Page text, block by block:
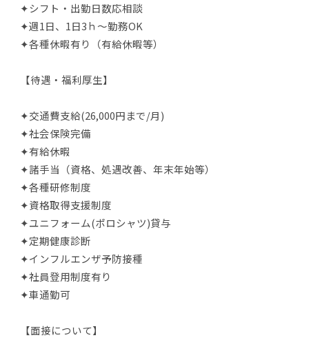
✦シフト・出勤日数応相談
✦週1日、1日3ｈ～勤務OK
✦各種休暇有り（有給休暇等）
【待遇・福利厚生】
✦交通費支給(26,000円まで/月)
✦社会保険完備
✦有給休暇
✦諸手当（資格、処遇改善、年末年始等）
✦各種研修制度
✦資格取得支援制度
✦ユニフォーム(ポロシャツ)貸与
✦定期健康診断
✦インフルエンザ予防接種
✦社員登用制度有り
✦車通勤可
【面接について】